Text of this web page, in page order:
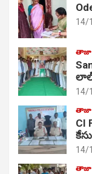
14/
తాజా
లాల్
14/
తాజా
CI
14/
తాజా